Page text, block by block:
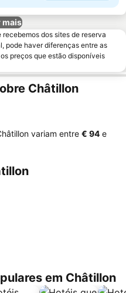
mais
dos sites de reserva
pode haver diferenças entre as
preços que estão disponíveis
Châtillon
variam entre ‎€ 94 e
em Châtillon